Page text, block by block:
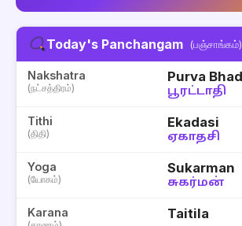
Today's Panchangam (பஞ்சாங்கம்)
Nakshatra
(நட்சத்திரம்)
Purva
பூரட்டாதி
Tithi
(திதி)
Ekadasi
ஏகாதசி
Yoga
(யோகம்)
Sukarman
சுகர்மன்
Karana Taitila